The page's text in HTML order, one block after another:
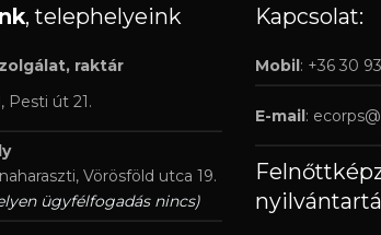
, telephelyeink
raktár
Pesti út 21.
Vörösföld utca 19.
ügyfélfogadás nincs)
Kapcsolat:
Mobil: +36 30
E-mail: